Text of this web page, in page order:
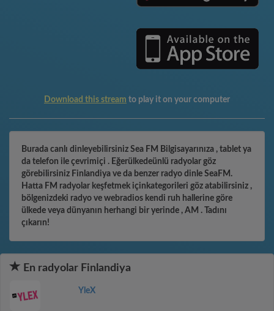
Download this stream to play it on your computer
Burada canlı dinleyebilirsiniz Sea FM Bilgisayarınıza , tablet ya
da telefon ile çevrimiçi . Eğerülkedeünlü radyolar göz
görebilirsiniz Finlandiya ve da benzer radyo dinle SeaFM.
Hatta FM radyolar keşfetmek içinkategorileri göz atabilirsiniz ,
bölgenizdeki radyo ve webradios kendi ruh hallerine göre
ülkede veya dünyanın herhangi bir yerinde , AM . Tadını
çıkarın!
En radyolar Finlandiya
YleX